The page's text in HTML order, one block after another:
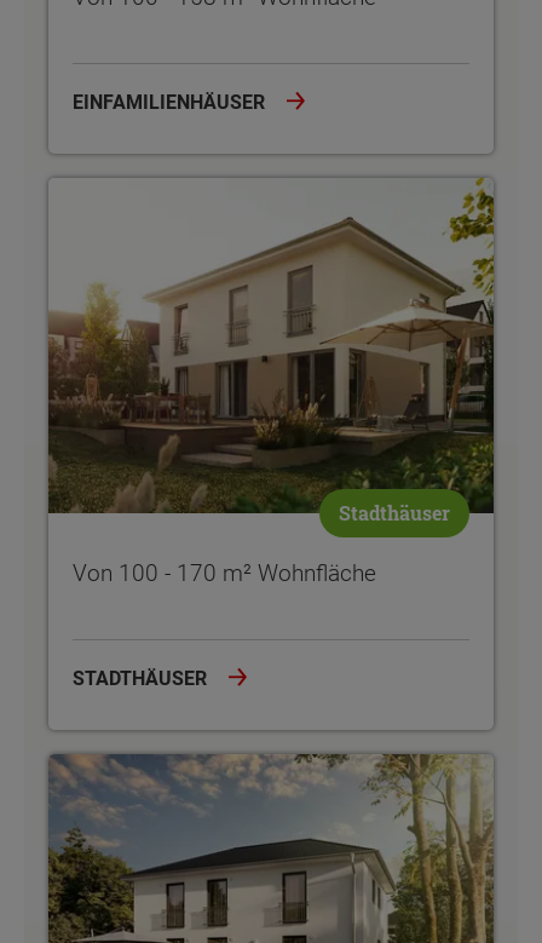
EINFAMILIENHÄUSER
Stadthäuser
Von 100 - 170 m² Wohnfläche
STADTHÄUSER
Von 182 - 190 m² Wohnfläche